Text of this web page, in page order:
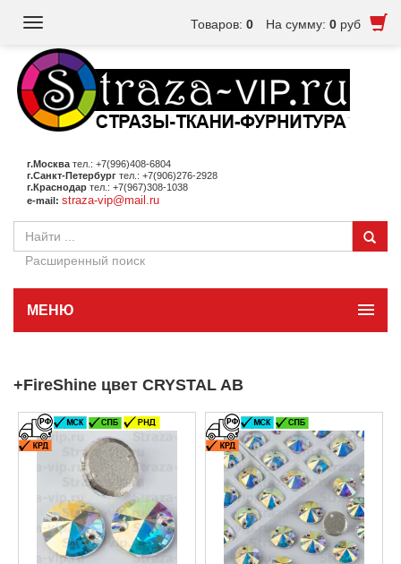
Товаров: 0 На сумму: 0 руб
Toggle
г.Москва тел.: +7(996)408-6804
г.Санкт-Петербург тел.: +7(906)276-2928
г.Краснодар тел.: +7(967)308-1038
e-mail: straza-vip@mail.ru
Расширенный поиск
МЕНЮ
+FireShine цвет CRYSTAL AB